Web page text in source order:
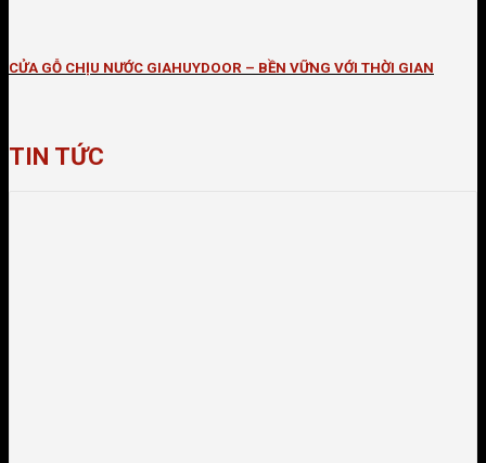
CỬA GỖ CHỊU NƯỚC GIAHUYDOOR – BỀN VỮNG VỚI THỜI GIAN
TIN TỨC